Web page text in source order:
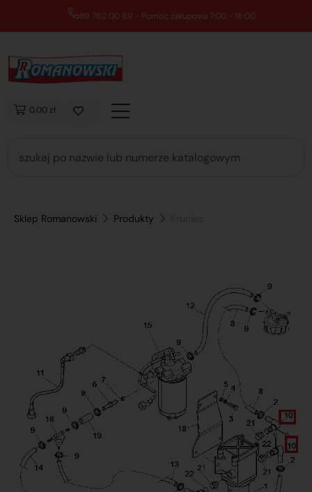
89 762 00 69 - Pomoc zakupowa 7:00 - 16:00
0,00 zł
Sklep Romanowski Produkty